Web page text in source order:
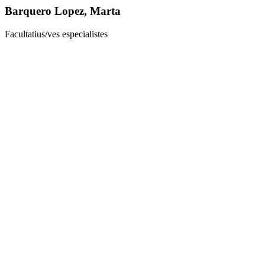
Barquero Lopez, Marta
Facultatius/ves especialistes